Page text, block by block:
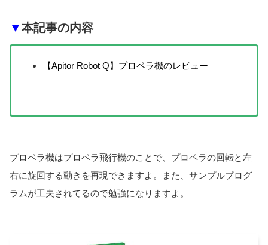
▼本記事の内容
【Apitor Robot Q】プロペラ機のレビュー
プロペラ機はプロペラ飛行機のことで、プロペラの回転と左
右に旋回する動きを再現できますよ。また、サンプルプログ
ラムが工夫されてるので勉強になりますよ。